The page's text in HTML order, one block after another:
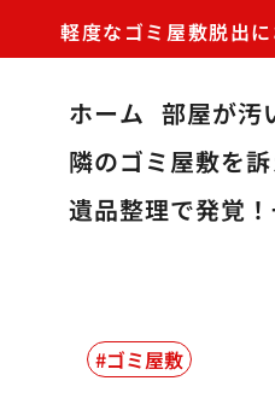
軽度なゴミ屋敷脱出
ホーム 部屋が汚
隣のゴミ屋敷を
遺品整理で発覚
ゴミ屋敷